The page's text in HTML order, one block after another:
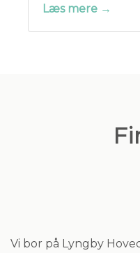
Læs mere →
Vi bor på Lyngby